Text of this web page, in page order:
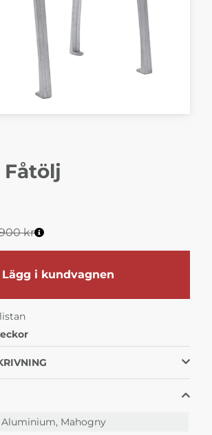
900 kr
Lägg i kundvagnen
Aluminium, Mahogny